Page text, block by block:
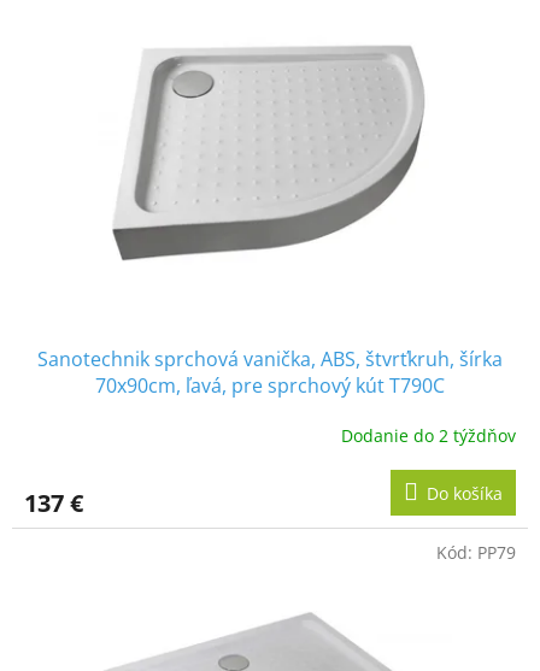
Sanotechnik sprchová vanička, ABS, štvrťkruh, šírka
70x90cm, ľavá, pre sprchový kút T790C
Dodanie do 2 týždňov
137 € Do košíka
Kód: PP79